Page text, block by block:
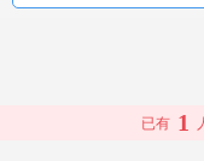
已有 1